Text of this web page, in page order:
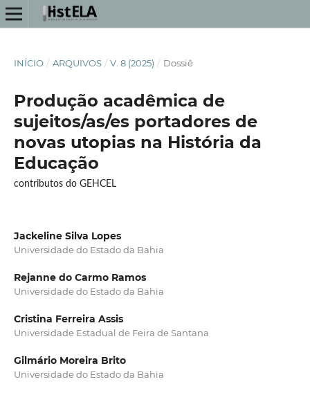
INÍCIO / ARQUIVOS / V. 8 (2025) / Dossiê
Produção acadêmica de
sujeitos/as/es portadores de
novas utopias na História da
Educação
contributos do GEHCEL
Jackeline Silva Lopes
Universidade do Estado da Bahia
Rejanne do Carmo Ramos
Universidade do Estado da Bahia
Cristina Ferreira Assis
Universidade Estadual de Feira de Santana
Gilmário Moreira Brito
Universidade do Estado da Bahia